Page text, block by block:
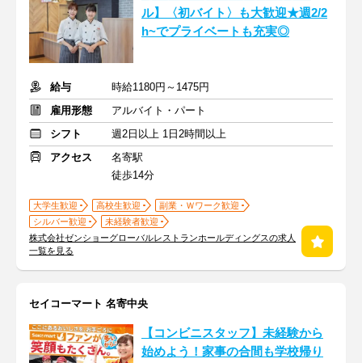
ル】〈初バイト〉も大歓迎★週2/2
h~でプライベートも充実◎
給与
時給1180円～1475円
雇用形態
アルバイト・パート
シフト
週2日以上 1日2時間以上
アクセス
名寄駅
徒歩14分
大学生歓迎 高校生歓迎
副業・Ｗワーク歓迎
シルバー歓迎
未経験者歓迎
株式会社ゼンショーグローバルレストランホールディングスの求人
一覧を見る
セイコーマート 名寄中央
【コンビニスタッフ】未経験から
始めよう！家事の合間も学校帰り